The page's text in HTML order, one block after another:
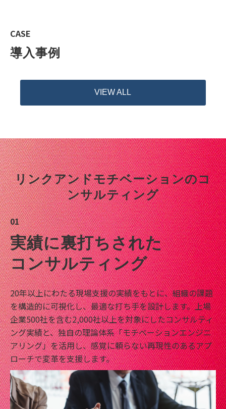
CASE
導入事例
VIEW ALL
リンクアンドモチベーションのコ
ンサルティング
01
実績に裏打ちされた
コンサルティング
20年以上にわたる現場支援の実績をもとに、組織の課題
を構造的に可視化し、最適な打ち手を設計します。上場
企業500社を含む2,000社以上を対象にしたコンサルティ
ング実績と、独自の理論体系「モチベーションエンジニ
アリング」を活用し、感覚に頼らない再現性のあるアプ
ローチで変革を支援します。